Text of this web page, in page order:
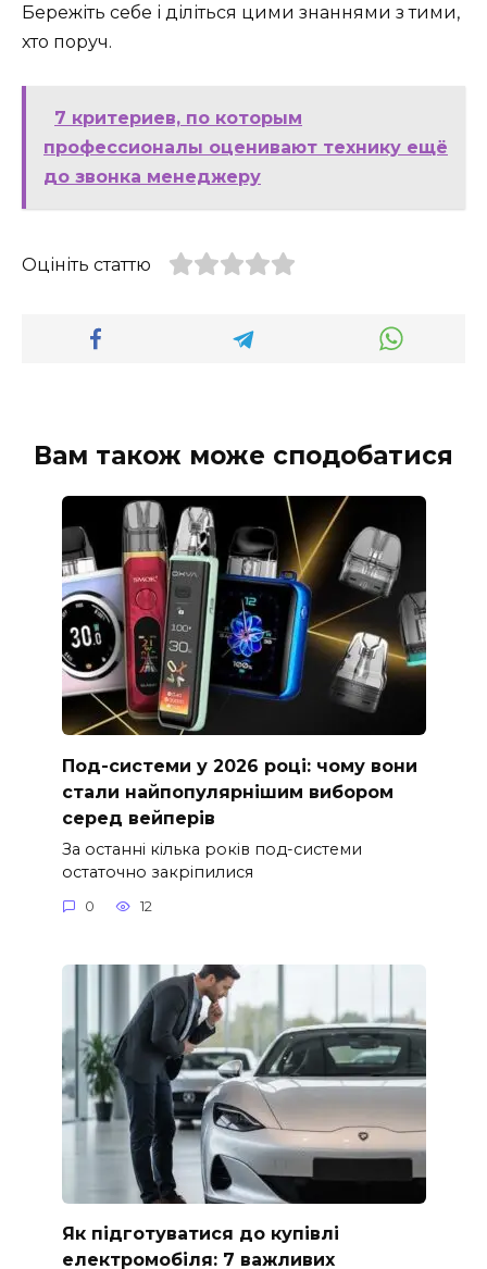
Бережіть себе і діліться цими знаннями з тими,
хто поруч.
7 критериев, по которым
профессионалы оценивают технику ещё
до звонка менеджеру
Оцініть статтю
Вам також може сподобатися
Под-системи у 2026 році: чому вони
стали найпопулярнішим вибором
серед вейперів
За останні кілька років под-системи
остаточно закріпилися
0 12
Як підготуватися до купівлі
електромобіля: 7 важливих